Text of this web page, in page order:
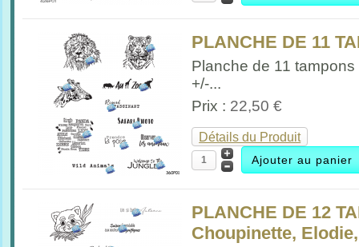
PLANCHE DE 11
Planche de 11 tampons
+/-...
Prix : 22,50 €
Détails du Produit
PLANCHE DE 12
Choupinette,